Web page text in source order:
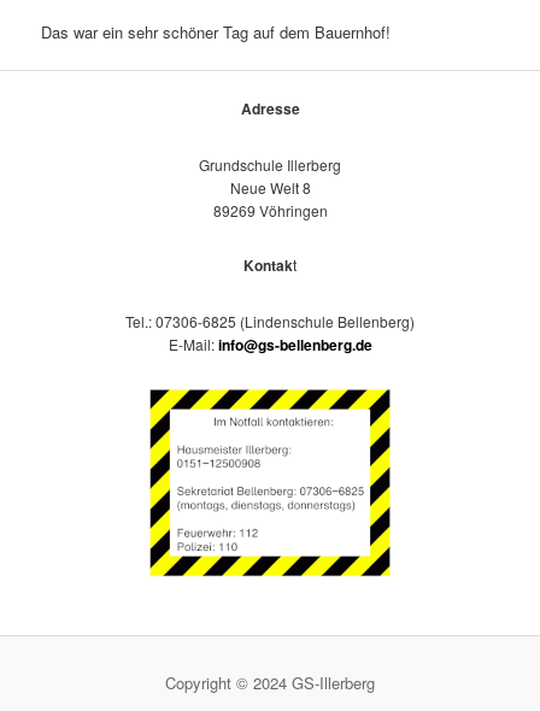
Das war ein sehr schöner Tag auf dem Bauernhof!
Adresse
Grundschule Illerberg
Neue Welt 8
89269 Vöhringen
Kontakt
Tel.: 07306-6825 (Lindenschule Bellenberg)
E-Mail:info@gs-bellenberg.de
Copyright © 2024 GS-Illerberg